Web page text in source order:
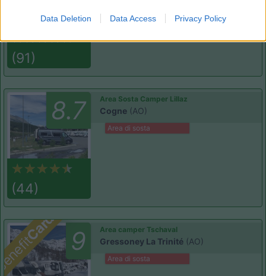
Data Deletion Data Access Privacy Policy
(91)
8.7
(44)
Area Sosta Camper Lillaz
Cogne (AO)
Area di sosta
Card 9 Area camper Tschaval
Gressoney La Trinité (AO)
Area di sosta